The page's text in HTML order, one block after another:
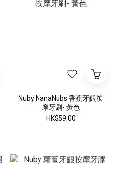
Nuby NanaNubs 香蕉牙齦按
摩牙刷- 黃色
HK$59.00